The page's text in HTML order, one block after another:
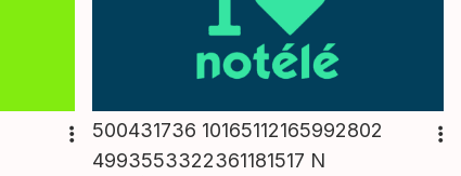
500431736 10165112165992802
4993553322361181517 N